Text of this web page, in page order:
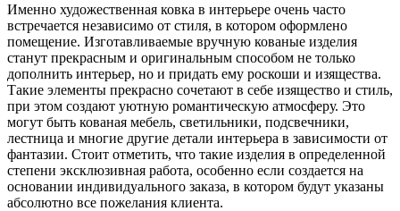
Именно художественная ковка в интерьере очень часто
встречается независимо от стиля, в котором оформлено
помещение. Изготавливаемые вручную кованые изделия
станут прекрасным и оригинальным способом не только
дополнить интерьер, но и придать ему роскоши и изящества.
Такие элементы прекрасно сочетают в себе изящество и стиль,
при этом создают уютную романтическую атмосферу. Это
могут быть кованая мебель, светильники, подсвечники,
лестница и многие другие детали интерьера в зависимости от
фантазии. Стоит отметить, что такие изделия в определенной
степени эксклюзивная работа, особенно если создается на
основании индивидуального заказа, в котором будут указаны
абсолютно все пожелания клиента.